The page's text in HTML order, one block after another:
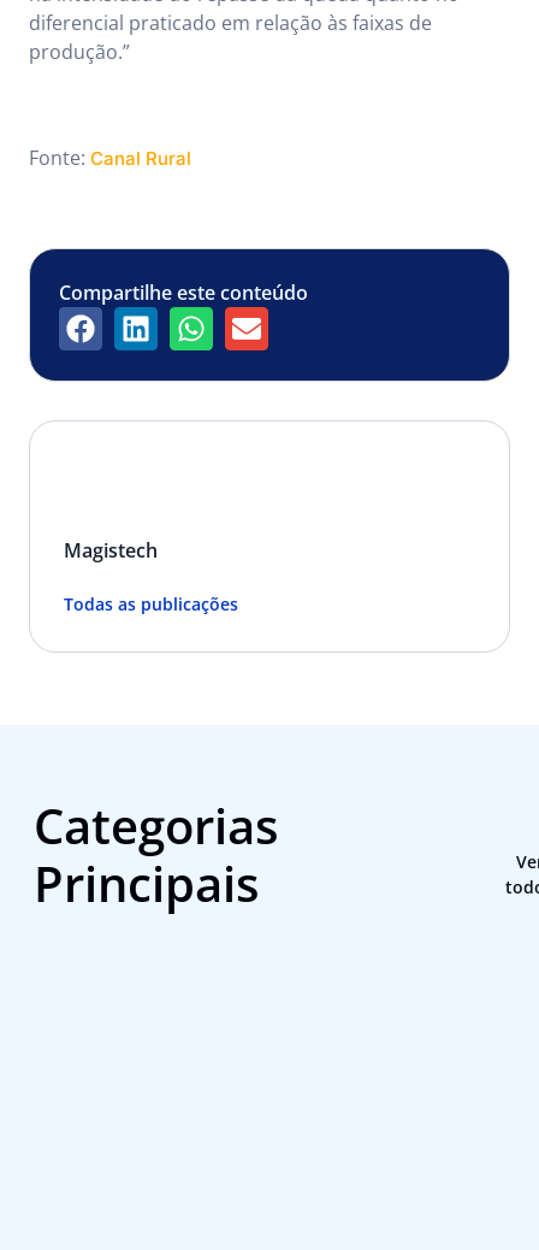
diferencial praticado em relação às faixas de
produção.”
Fonte: Canal Rural
Compartilhe este conteúdo
Magistech
Todas as publicações
Categorias
Principais